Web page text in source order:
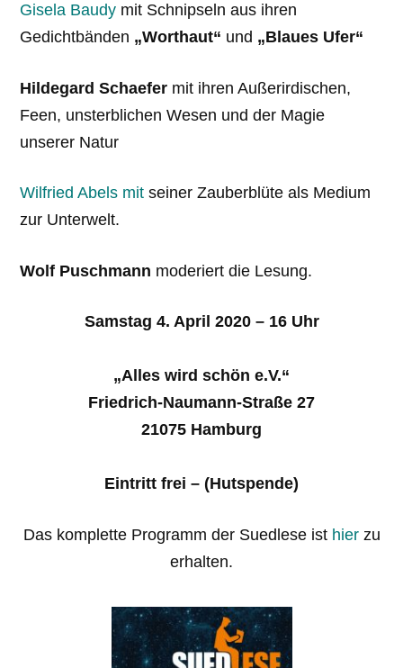
Gisela Baudy mit Schnipseln aus ihren
Gedichtbänden „Worthaut“ und „Blaues Ufer“
Hildegard Schaefer mit ihren Außerirdischen,
Feen, unsterblichen Wesen und der Magie
unserer Natur
Wilfried Abels mit seiner Zauberblüte als Medium
zur Unterwelt.
Wolf Puschmann moderiert die Lesung.
Samstag 4. April 2020 – 16 Uhr
„Alles wird schön e.V.“
Friedrich-Naumann-Straße 27
21075 Hamburg
Eintritt frei – (Hutspende)
Das komplette Programm der Suedlese ist hierzu
erhalten.